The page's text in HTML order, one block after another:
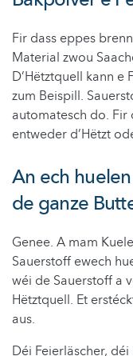
Fir dass eppes
Material zwou
D’Hëtztquell kann e
zum Beispill.
automatesch do. Fir
entweder d’Hëtzt
An ech
de ganze
Genee. A mam
Sauerstoff ewech
wéi de Sauerstoff a
Hëtztquell. Et
aus.
Déi Feierläscher,